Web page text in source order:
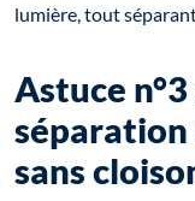
lumière, tout
Astuce
séparation
sans